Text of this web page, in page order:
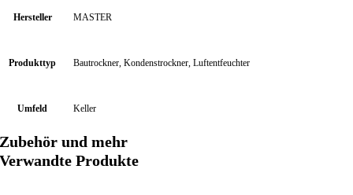
Hersteller MASTER
Produkttyp Bautrockner, Kondenstrockner, Luftentfeuchter
Umfeld Keller
Zubehör und mehr
Verwandte Produkte